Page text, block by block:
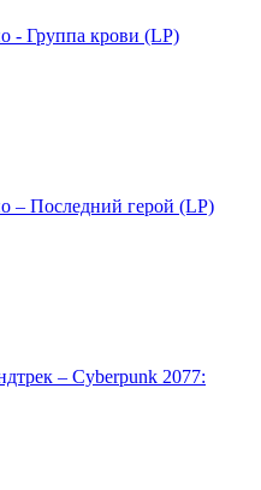
- Группа крови (LP)
– Последний герой (LP)
– Cyberpunk 2077: